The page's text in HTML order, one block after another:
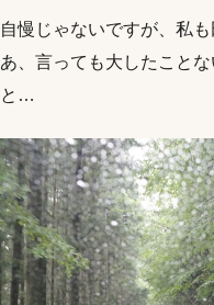
自慢じゃないですが、私
あ、言っても大したこと
と…